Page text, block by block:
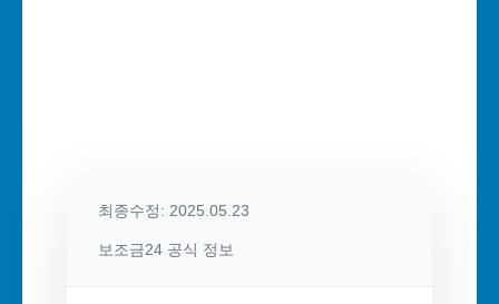
최종수정: 2025.05.23
보조금24 공식 정보